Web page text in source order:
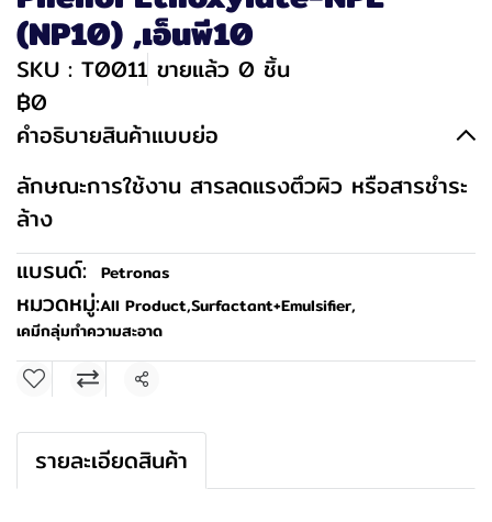
(NP10) ,เอ็นพี10
SKU : T0011 ขายแล้ว 0 ชิ้น
฿0
คำอธิบายสินค้าแบบย่อ
ลักษณะการใช้งาน สารลดแรงตึวผิว หรือสารชำระ
ล้าง
แบรนด์: Petronas
หมวดหมู่:All Product,Surfactant+Emulsifier,
เคมีกลุ่มทำความสะอาด
แชร์
รายละเอียดสินค้า